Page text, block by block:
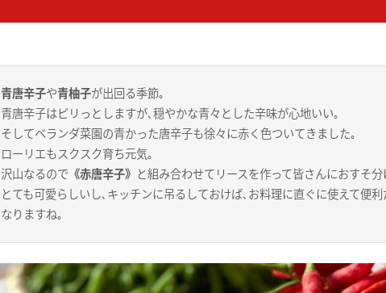
青唐辛子や青柚子が出回る季節｡
青唐辛子はピリっとしますが､穏やかな青々とした辛味が心地いい｡
そしてベランダ菜園の青かった唐辛子も徐々に赤く色ついてきました｡
ローリエもスクスク育ち元気｡
沢山なるので 《赤唐辛子》 と組み合わせてリースを作って皆さんにおすそ分
とても可愛らしいし､キッチンに吊るしておけば､お料理に直ぐに使えて便
なりますね｡